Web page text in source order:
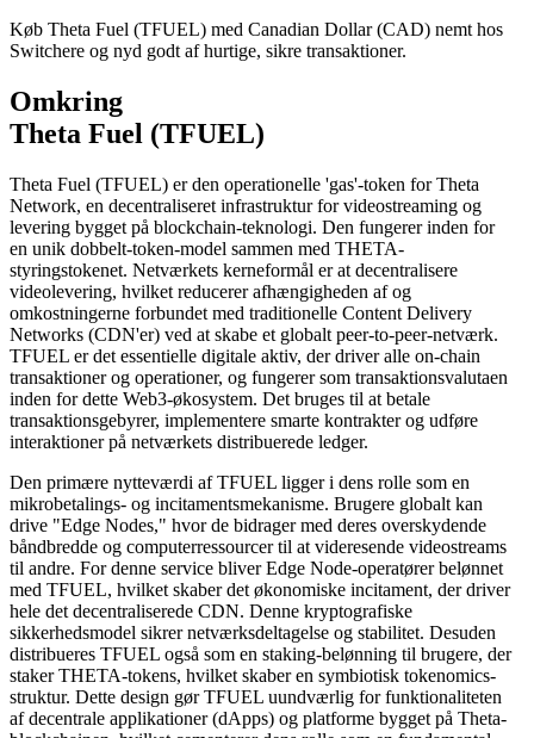
Køb Theta Fuel (TFUEL) med Canadian Dollar (CAD) nemt hos
Switchere og nyd godt af hurtige, sikre transaktioner.
Omkring
Theta Fuel (TFUEL)
Theta Fuel (TFUEL) er den operationelle 'gas'-token for Theta
Network, en decentraliseret infrastruktur for videostreaming og
levering bygget på blockchain-teknologi. Den fungerer inden for
en unik dobbelt-token-model sammen med THETA-
styringstokenet. Netværkets kerneformål er at decentralisere
videolevering, hvilket reducerer afhængigheden af og
omkostningerne forbundet med traditionelle Content Delivery
Networks (CDN'er) ved at skabe et globalt peer-to-peer-netværk.
TFUEL er det essentielle digitale aktiv, der driver alle on-chain
transaktioner og operationer, og fungerer som transaktionsvalutaen
inden for dette Web3-økosystem. Det bruges til at betale
transaktionsgebyrer, implementere smarte kontrakter og udføre
interaktioner på netværkets distribuerede ledger.
Den primære nytteværdi af TFUEL ligger i dens rolle som en
mikrobetalings- og incitamentsmekanisme. Brugere globalt kan
drive "Edge Nodes," hvor de bidrager med deres overskydende
båndbredde og computerressourcer til at videresende videostreams
til andre. For denne service bliver Edge Node-operatører belønnet
med TFUEL, hvilket skaber det økonomiske incitament, der driver
hele det decentraliserede CDN. Denne kryptografiske
sikkerhedsmodel sikrer netværksdeltagelse og stabilitet. Desuden
distribueres TFUEL også som en staking-belønning til brugere, der
staker THETA-tokens, hvilket skaber en symbiotisk tokenomics-
struktur. Dette design gør TFUEL uundværlig for funktionaliteten
af decentrale applikationer (dApps) og platforme bygget på Theta-